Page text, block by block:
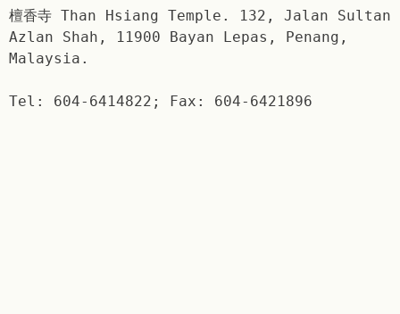
檀香寺 Than Hsiang Temple. 132, Jalan Sultan
Azlan Shah, 11900 Bayan Lepas, Penang,
Malaysia.
Tel: 604-6414822; Fax: 604-6421896